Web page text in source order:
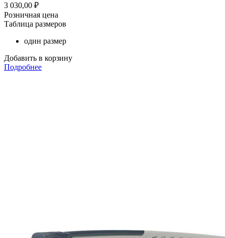
3 030,00 ₽
Розничная цена
Таблица размеров
один размер
Добавить в корзину
Подробнее